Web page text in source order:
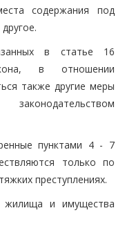
содержания под
в статье 16
в отношении
также другие меры
законодательством
пунктами 4 - 7
только по
преступлениях.
жилища и имущества